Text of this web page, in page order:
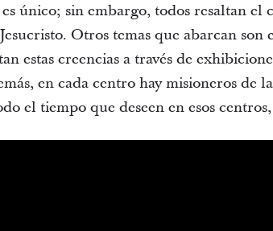
único; sin embargo, todos resaltan el
Otros temas que abarcan
estas creencias a través de
en cada centro hay misioneros de
el tiempo que deseen en esos